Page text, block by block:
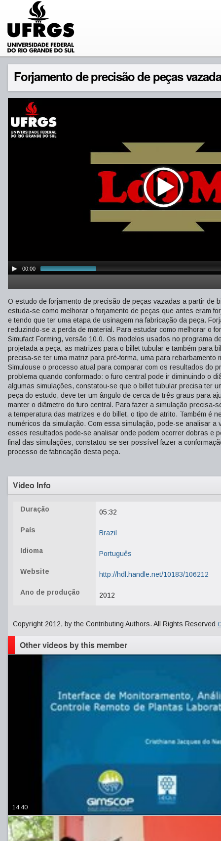
Forjamento de precisão de peças
00:00
O estudo de forjamento de precisão de peças vazadas a partir de
estuda-se como melhorar o forjamento de peças que antes eram
e tendo que ter uma etapa de usinagem na fabricação da peça.
reduzindo-se a perda de material. Para estudar como melhorar o
Simufact Forming, versão 10.0. Os modelos usados no programa
projetada a peça, as matrizes para o billet tubular e também para
precisa-se ter uma matriz para pré-forma, uma para
Simulouse o processo atual para comparar com os resultados do
problema quando conformado: o furo central pode ir diminuindo o
algumas simulações, constatou-se que o billet tubular precisa ter
peça do estudo, deve ter um ângulo de cerca de três graus para
manter o diâmetro do furo central. Para fazer a simulação
a temperatura das matrizes e do billet, o tipo de atrito. Também é
numéricos da simulação. Com essa simulação, pode-se analisar
esses resultados pode-se analisar onde podem ocorrer dobras e
final das simulações, constatou-se ser possível fazer a
processo de fabricação desta peça.
Video Info
Duração 05:32
País Brazil
Idioma Português
Website http://hdl.handle.net/10183/106212
Ano de produção 2012
Copyright 2012, by the Contributing Authors. All Rights Reserved
Other videos by this member
14:40